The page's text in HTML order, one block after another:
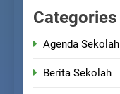
Categories
Agenda Sekolah
Berita Sekolah